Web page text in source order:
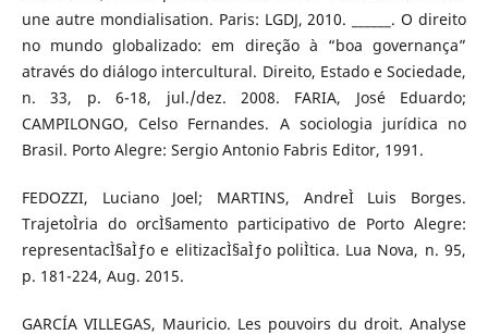
une autre mondialisation. Paris: LGDJ, 2010. ______. O direito
no mundo globalizado: em direção à “boa governança”
através do diálogo intercultural. Direito, Estado e Sociedade,
n. 33, p. 6-18, jul./dez. 2008. FARIA, José Eduardo;
CAMPILONGO, Celso Fernandes. A sociologia jurídica no
Brasil. Porto Alegre: Sergio Antonio Fabris Editor, 1991.
FEDOZZI, Luciano Joel; MARTINS, AndreÌ Luis Borges.
TrajetoÌria do orcÌ§amento participativo de Porto Alegre:
representacÌ§aÌƒo e elitizacÌ§aÌƒo poliÌtica. Lua Nova, n. 95,
p. 181-224, Aug. 2015.
GARCÍA VILLEGAS, Mauricio. Les pouvoirs du droit. Analyse